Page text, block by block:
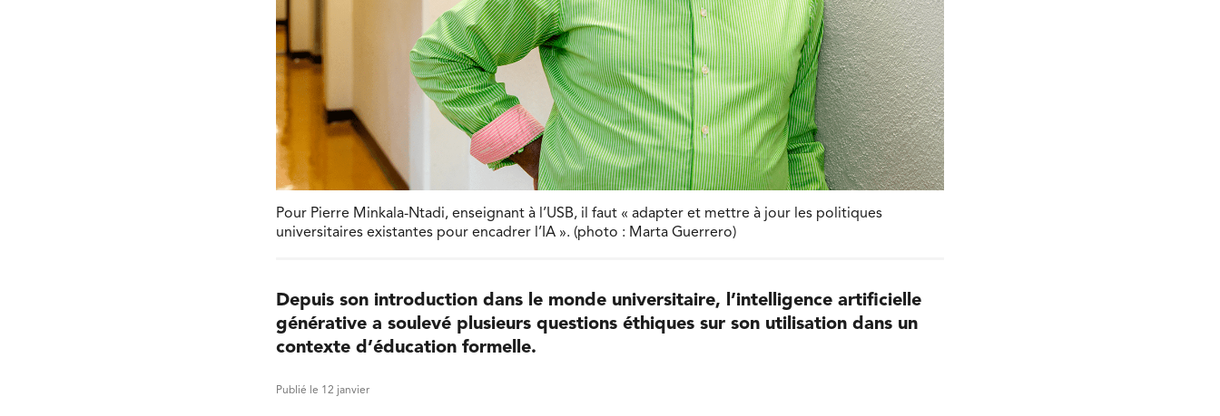
Pour Pierre Minkala-Ntadi, enseignant à l’USB, il faut « adapter et mettre à jour les politiques
universitaires existantes pour encadrer l’IA ». (photo : Marta Guerrero)
Depuis son introduction dans le monde universitaire, l’intelligence artificielle
générative a soulevé plusieurs questions éthiques sur son utilisation dans un
contexte d’éducation formelle.
Publié le 12 janvier